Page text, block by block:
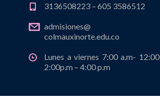
3136508223 – 605 3586512
admisiones@
colmauxinorte.edu.co
Lunes a viernes 7:00 a.m- 12:00
2:00p.m – 4:00 p.m